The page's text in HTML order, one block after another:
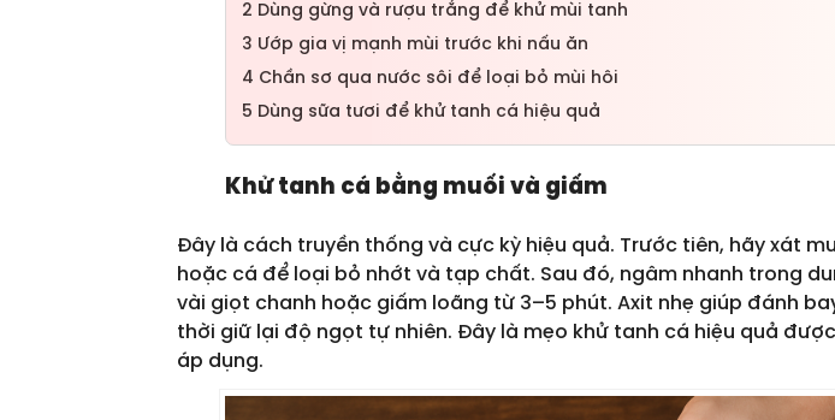
2 Dùng gừng và rượu trắng để khử mùi tanh
3 Ướp gia vị mạnh mùi trước khi nấu ăn
4 Chần sơ qua nước sôi để loại bỏ mùi hôi
5 Dùng sữa tươi để khử tanh cá hiệu quả
Khử tanh cá bằng muối và giấm
Đây là cách truyền thống và cực kỳ hiệu quả. Trước tiên, hãy xát
hoặc cá để loại bỏ nhớt và tạp chất. Sau đó, ngâm nhanh trong
vài giọt chanh hoặc giấm loãng từ 3–5 phút. Axit nhẹ giúp đánh
thời giữ lại độ ngọt tự nhiên. Đây là mẹo khử tanh cá hiệu quả
áp dụng.